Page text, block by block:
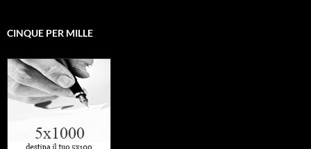
CINQUE PER MILLE